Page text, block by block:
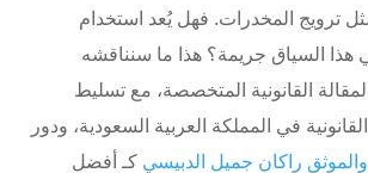
ترويج المخدرات. فهل يُعد استخدام
هذا السياق جريمة؟ هذا ما سنناقشه
القانونية المتخصصة، مع تسليط
في المملكة العربية السعودية، ودور
راكان جميل الدبيسي كـ أفضل